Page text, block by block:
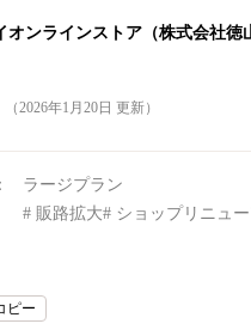
オンラインストア（株式会社徳
（2026年1月20日 更新）
ラージプラン
販路拡大 ショップリニュ
ピー